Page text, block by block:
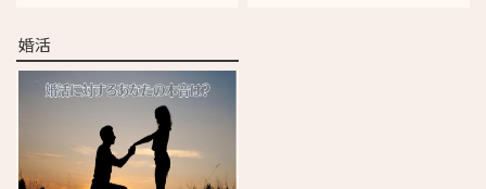
婚活